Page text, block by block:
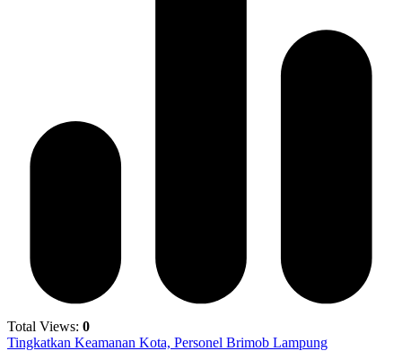
Total Views: 0
Tingkatkan Keamanan Kota, Personel Brimob Lampung